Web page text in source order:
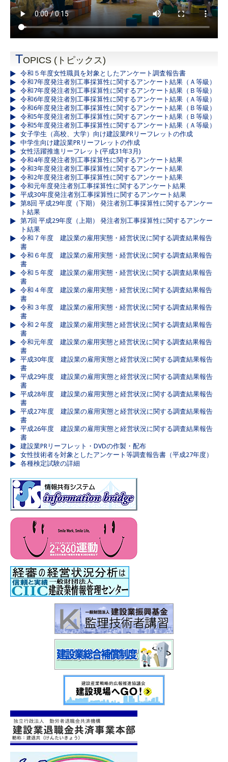
TOPICS (トピックス)
令和５年度女性職員を対象としたアンケート調査報告書
令和7年度発注者別工事採算性に関するアンケート結果（Ａ等級）
令和7年度発注者別工事採算性に関するアンケート結果（Ｂ等級）
令和6年度発注者別工事採算性に関するアンケート結果（Ａ等級）
令和6年度発注者別工事採算性に関するアンケート結果（Ｂ等級）
令和5年度発注者別工事採算性に関するアンケート結果（Ｂ等級）
令和5年度発注者別工事採算性に関するアンケート結果（Ａ等級）
女子学生（高校、大学）向け建設業PRリーフレットの作成
中学生向け建設業PRリーフレットの作成
女性活躍推進リーフレット(平成31年3月)
令和4年度発注者別工事採算性に関するアンケート結果
令和3年度発注者別工事採算性に関するアンケート結果
令和2年度発注者別工事採算性に関するアンケート結果
令和元年度発注者別工事採算性に関するアンケート結果
平成30年度発注者別工事採算性に関するアンケート結果
第8回 平成29年度（下期） 発注者別工事採算性に関するアンケー
ト結果
第7回 平成29年度（上期） 発注者別工事採算性に関するアンケー
ト結果
令和７年度 建設業の雇用実態・経営状況に関する調査結果報告
書
令和６年度 建設業の雇用実態・経営状況に関する調査結果報告
書
令和５年度 建設業の雇用実態・経営状況に関する調査結果報告
書
令和４年度 建設業の雇用実態・経営状況に関する調査結果報告
書
令和３年度 建設業の雇用実態・経営状況に関する調査結果報告
書
令和２年度 建設業の雇用実態と経営状況に関する調査結果報告
書
令和元年度 建設業の雇用実態と経営状況に関する調査結果報告
書
平成30年度 建設業の雇用実態と経営状況に関する調査結果報告
書
平成29年度 建設業の雇用実態と経営状況に関する調査結果報告
書
平成28年度 建設業の雇用実態と経営状況に関する調査結果報告
書
平成27年度 建設業の雇用実態と経営状況に関する調査結果報告
書
平成26年度 建設業の雇用実態と経営状況に関する調査結果報告
書
建設業PRリーフレット・DVDの作製・配布
女性技術者を対象としたアンケート等調査報告書（平成27年度）
各種検定試験の詳細